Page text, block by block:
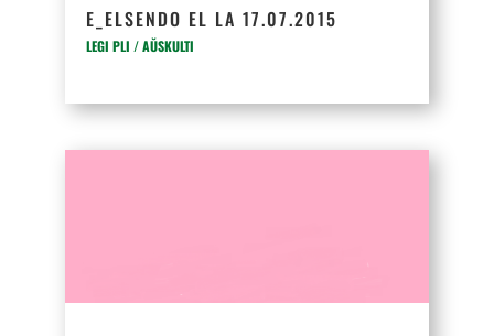
E_ELSENDO EL LA 17.07.2015
LEGI PLI / AŬSKULTI